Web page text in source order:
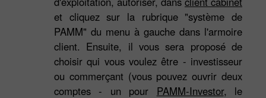
et cliquez sur la rubrique "système de
PAMM" du menu à gauche dans l'armoire
client. Ensuite, il vous sera proposé de
choisir qui vous voulez être - investisseur
ou commerçant (vous pouvez ouvrir deux
comptes - un pour PAMM-Investor, le